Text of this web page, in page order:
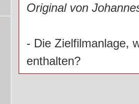
Original von
- Die Zielfilmanlage,
enthalten?